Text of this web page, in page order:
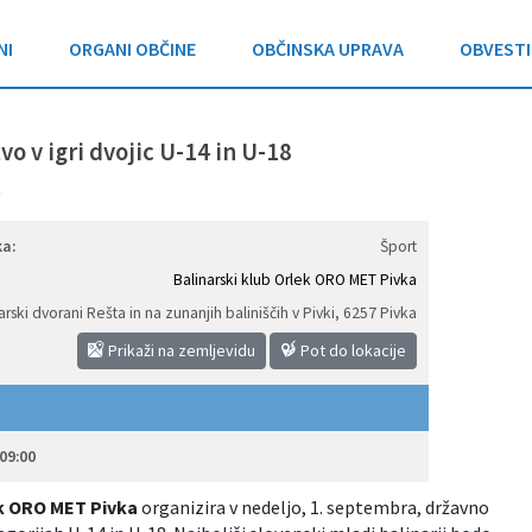
ORGANI OBČINE OBČINSKA UPRAVA
v igri dvojic U-14 in U-18
Šport
Balinarski klub Orlek ORO MET Pivka
dvorani Rešta in na zunanjih baliniščih v Pivki, 6257 Pivka
Prikaži na zemljevidu Pot do lokacije
09:00
MET Pivka organizira v nedeljo, 1. septembra, državno